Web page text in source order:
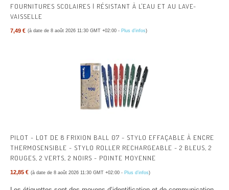
FOURNITURES SCOLAIRES | RÉSISTANT À L'EAU ET AU LAVE-
VAISSELLE
7,49 € (à date de 8 août 2026 11:30 GMT +02:00 - Plus d’infos)
PILOT - LOT DE 8 FRIXION BALL 07 - STYLO EFFAÇABLE À ENCRE
THERMOSENSIBLE - STYLO ROLLER RECHARGEABLE - 2 BLEUS, 2
ROUGES, 2 VERTS, 2 NOIRS - POINTE MOYENNE
12,85 € (à date de 8 août 2026 11:30 GMT +02:00 - Plus d’infos)